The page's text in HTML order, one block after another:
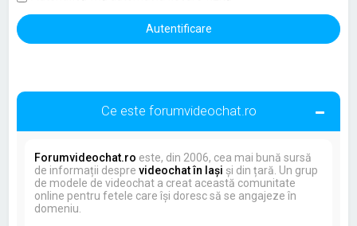
Ce este forumvideochat.ro
Forumvideochat.ro este, din 2006, cea mai bună sursă
de informații desprevideochat în Iași și din țară. Un grup
de modele de videochat a creat această comunitate
online pentru fetele care își doresc să se angajeze în
domeniu.